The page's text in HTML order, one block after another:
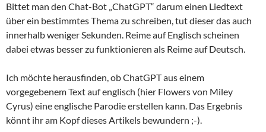
Bittet man den Chat-Bot „ChatGPT“ darum einen Liedtext
über ein bestimmtes Thema zu schreiben, tut dieser das auch
innerhalb weniger Sekunden. Reime auf Englisch scheinen
dabei etwas besser zu funktionieren als Reime auf Deutsch.
Ich möchte herausfinden, ob ChatGPT aus einem
vorgegebenem Text auf englisch (hier Flowers von Miley
Cyrus) eine englische Parodie erstellen kann. Das Ergebnis
könnt ihr am Kopf dieses Artikels bewundern ;-).